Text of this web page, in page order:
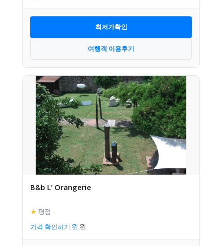
최저가확인
여행객 이용후기
B&b L’ Orangerie
★ 평점 –
가격 확인하기